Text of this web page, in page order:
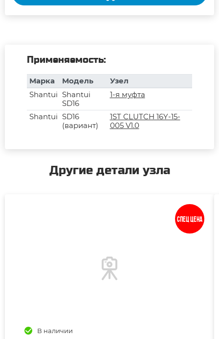
Применяемость:
Марка Модель
Узел
Shantui Shantui
SD16
1-я муфта
Shantui SD16
(вариант)
1ST CLUTCH 16Y-15-
005 V1.0
Другие детали узла
Спец цена
В наличии